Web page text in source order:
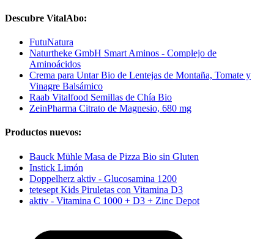
Descubre VitalAbo:
FutuNatura
Naturtheke GmbH Smart Aminos - Complejo de
Aminoácidos
Crema para Untar Bio de Lentejas de Montaña, Tomate y
Vinagre Balsámico
Raab Vitalfood Semillas de Chía Bio
ZeinPharma Citrato de Magnesio, 680 mg
Productos nuevos:
Bauck Mühle Masa de Pizza Bio sin Gluten
Instick Limón
Doppelherz aktiv - Glucosamina 1200
tetesept Kids Piruletas con Vitamina D3
aktiv - Vitamina C 1000 + D3 + Zinc Depot